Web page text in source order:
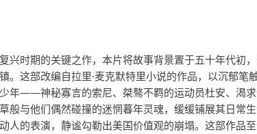
兴时期的关键之作，本片将故事背景置于五十年代初
。这部改编自拉里·麦克默特里小说的作品，以沉郁笔
年——神秘寡言的索尼、桀骜不羁的运动员杜安、渴
般与他们偶然碰撞的迷惘暮年灵魂，缓缓铺展其日常
人的表演，静谧勾勒出美国价值观的崩塌。这部作品